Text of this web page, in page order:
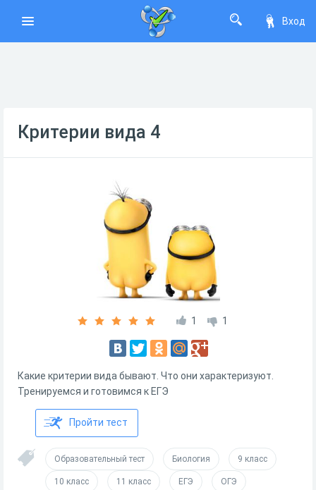
Вход
Критерии вида 4
1 1
Какие критерии вида бывают. Что они характеризуют.
Тренируемся и готовимся к ЕГЭ
Пройти тест
Образовательный тест Биология 9 класс
10 класс 11 класс ЕГЭ ОГЭ